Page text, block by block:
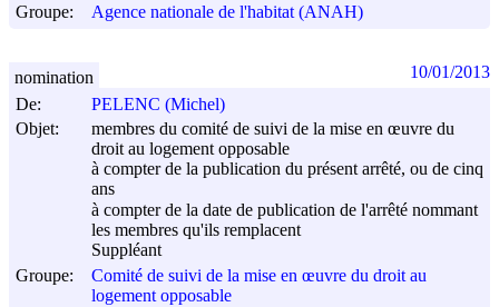
Groupe: Agence nationale de l'habitat (ANAH)
De:
PELENC (Michel)
Objet:
membres du comité de suivi de la mise en œuvre du
droit au logement opposable
à compter de la publication du présent arrêté, ou de cinq
ans
à compter de la date de publication de l'arrêté nommant
les membres qu'ils remplacent
Suppléant
Groupe:
Comité de suivi de la mise en œuvre du droit au
logement opposable
nomination 10/01/2013